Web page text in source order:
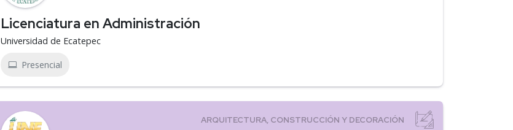
Licenciatura en Administración
Universidad de Ecatepec
Presencial